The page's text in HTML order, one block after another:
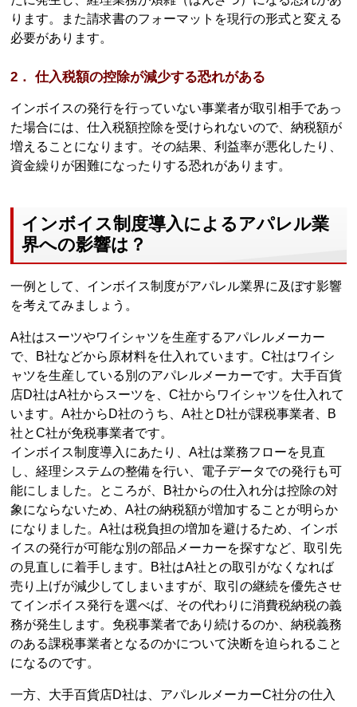
ります。また請求書のフォーマットを現行の形式と変える
必要があります。
2． 仕入税額の控除が減少する恐れがある
インボイスの発行を行っていない事業者が取引相手であっ
た場合には、仕入税額控除を受けられないので、納税額が
増えることになります。その結果、利益率が悪化したり、
資金繰りが困難になったりする恐れがあります。
インボイス制度導入によるアパレル業
界への影響は？
一例として、インボイス制度がアパレル業界に及ぼす影響
を考えてみましょう。
A社はスーツやワイシャツを生産するアパレルメーカー
で、B社などから原材料を仕入れています。C社はワイシ
ャツを生産している別のアパレルメーカーです。大手百貨
店D社はA社からスーツを、C社からワイシャツを仕入れて
います。A社からD社のうち、A社とD社が課税事業者、B
社とC社が免税事業者です。
インボイス制度導入にあたり、A社は業務フローを見直
し、経理システムの整備を行い、電子データでの発行も可
能にしました。ところが、B社からの仕入れ分は控除の対
象にならないため、A社の納税額が増加することが明らか
になりました。A社は税負担の増加を避けるため、インボ
イスの発行が可能な別の部品メーカーを探すなど、取引先
の見直しに着手します。B社はA社との取引がなくなれば
売り上げが減少してしまいますが、取引の継続を優先させ
てインボイス発行を選べば、その代わりに消費税納税の義
務が発生します。免税事業者であり続けるのか、納税義務
のある課税事業者となるのかについて決断を迫られること
になるのです。
一方、大手百貨店D社は、アパレルメーカーC社分の仕入